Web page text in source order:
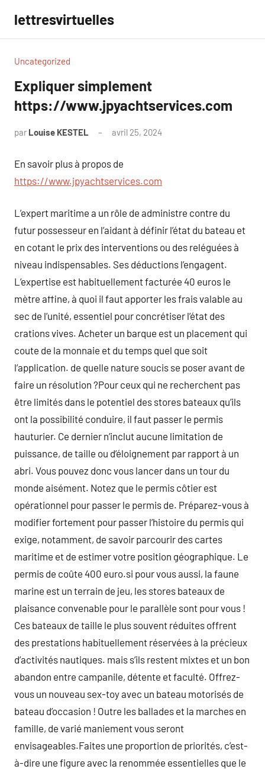
contenu
lettresvirtuelles
Uncategorized
Expliquer simplement
https://www.jpyachtservices.com
par Louise KESTEL avril 25, 2024
En savoir plus à propos de
https://www.jpyachtservices.com
L’expert maritime a un rôle de administre contre du
futur possesseur en l’aidant à définir l’état du bateau et
en cotant le prix des interventions ou des reléguées à
niveau indispensables. Ses déductions l’engagent.
L’expertise est habituellement facturée 40 euros le
mètre affine, à quoi il faut apporter les frais valable au
sec de l’unité, essentiel pour concrétiser l’état des
crations vives. Acheter un barque est un placement qui
coute de la monnaie et du temps quel que soit
l’application. de quelle nature soucis se poser avant de
faire un résolution ?Pour ceux qui ne recherchent pas
être limités dans le potentiel des stores bateaux qu’ils
ont la possibilité conduire, il faut passer le permis
hauturier. Ce dernier n’inclut aucune limitation de
puissance, de taille ou d’éloignement par rapport à un
abri. Vous pouvez donc vous lancer dans un tour du
monde aisément. Notez que le permis côtier est
opérationnel pour passer le permis de. Préparez-vous à
modifier fortement pour passer l’histoire du permis qui
exige, notamment, de savoir parcourir des cartes
maritime et de estimer votre position géographique. Le
permis de coûte 400 euro.si pour vous aussi, la faune
marine est un terrain de jeu, les stores bateaux de
plaisance convenable pour le parallèle sont pour vous !
Ces bateaux de taille le plus souvent réduites offrent
des prestations habituellement réservées à la précieux
d’activités nautiques. mais s’ils restent mixtes et un bon
abandon entre campanile, détente et faculté. Offrez-
vous un nouveau sex-toy avec un bateau motorisés de
bateau d’occasion ! Outre les ballades et la marches en
famille, de varié maniement vous seront
envisageables.Faites une proportion de priorités, c’est-
à-dire une figure avec la renommée essentielles que le